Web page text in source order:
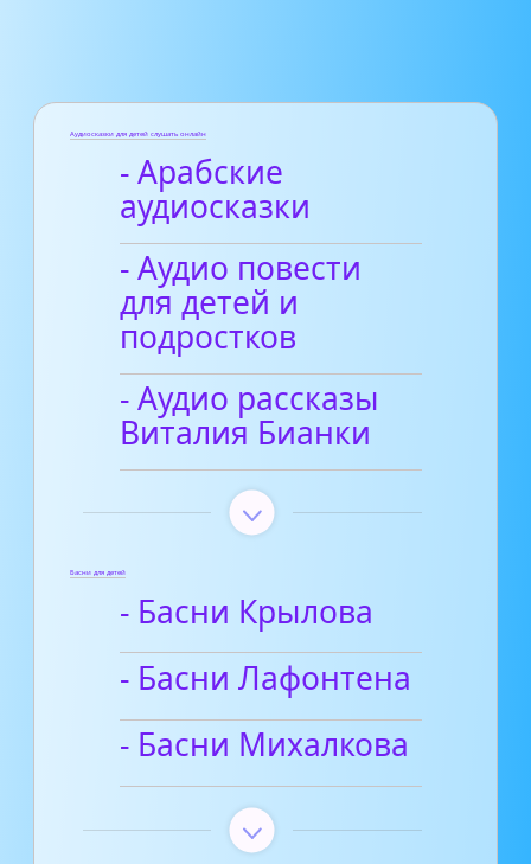
Аудиосказки для детей слушать онлайн
- Арабские
аудиосказки
- Аудио повести
для детей и
подростков
- Аудио рассказы
Виталия Бианки
Басни для детей
- Басни Крылова
- Басни Лафонтена
- Басни Михалкова